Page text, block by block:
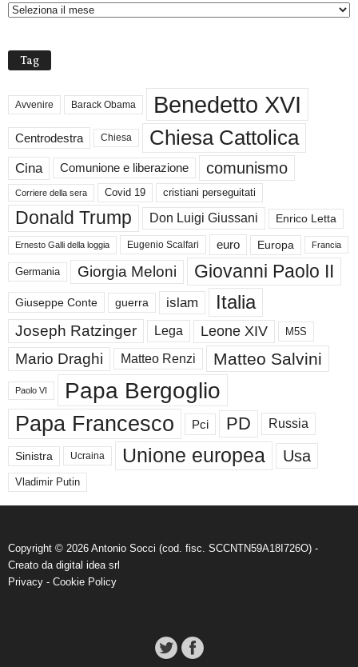
H
Tag
Avvenire Barack Obama Benedetto XVI
Centrodestra Chiesa Chiesa Cattolica
Cina Comunione e liberazione comunismo
Corriere della sera Covid 19 cristiani perseguitati
Donald Trump Don Luigi Giussani Enrico Letta
Ernesto Galli della loggia Eugenio Scalfari euro Europa Francia
Germania Giorgia Meloni Giovanni Paolo II
Giuseppe Conte guerra islam Italia
Joseph Ratzinger Lega Leone XIV M5S
Mario Draghi Matteo Renzi Matteo Salvini
Paolo VI Papa Bergoglio
Papa Francesco Pci PD Russia
Sinistra Ucraina Unione europea Usa
Vladimir Putin
Copyright © 2026 Antonio Socci (cod. fisc. SCCNTN59A18I726O) -
Creato da digital idea srl
Privacy - Cookie Policy